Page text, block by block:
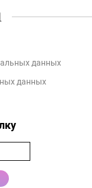
данных
данных